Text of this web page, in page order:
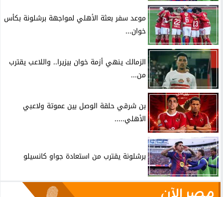
موعد سفر بعثة الأهلي لمواجهة برشلونة بكأس
خوان...
الزمالك ينهي أزمة خوان بيزيرا.. واللاعب يقترب
من...
بن شرقي حلقة الوصل بين عموتة ولاعبي
الأهلي.....
برشلونة يقترب من استعادة جواو كانسيلو